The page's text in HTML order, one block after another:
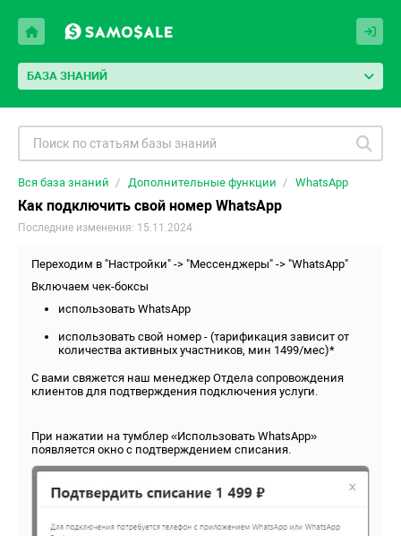
БАЗА ЗНАНИЙ
Вся база знаний Дополнительные функции WhatsApp
Как подключить свой номер WhatsApp
Последние изменения: 15.11.2024
Переходим в "Настройки" -> "Мессенджеры" -> "WhatsApp"
Включаем чек-боксы
использовать WhatsApp
использовать свой номер - (тарификация зависит от
количества активных участников, мин 1499/мес)*
С вами свяжется наш менеджер Отдела сопровождения
клиентов для подтверждения подключения услуги.
При нажатии на тумблер «Использовать WhatsApp»
появляется окно с подтверждением списания.